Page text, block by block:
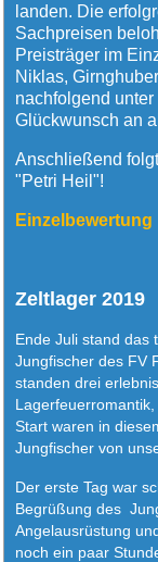
landen. Die
Sachpreisen
Preisträger im
Niklas,
nachfolgend
Glückwunsch an
Anschließend
"Petri Heil"!
Einzelbewertung
Zeltlager 2019
Ende Juli stand das
Jungfischer des FV
standen drei
Start waren in
Jungfischer von
Der erste Tag war
Begrüßung des
Angelausrüstung
noch ein paar